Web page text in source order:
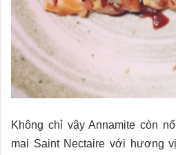
Không chỉ vậy Annamite còn
mai Saint Nectaire với hương